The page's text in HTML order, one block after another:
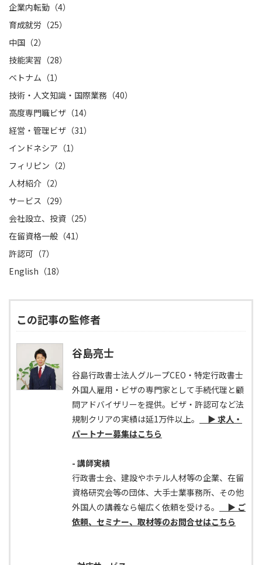
企業内転勤（4）
育成就労（25）
中国（2）
技能実習（28）
ベトナム（1）
技術・人文知識・国際業務（40）
高度専門職ビザ（14）
経営・管理ビザ（31）
インドネシア（1）
フィリピン（2）
人材紹介（2）
サービス（29）
会社設立、投資（25）
在留資格一般（41）
許認可（7）
English（18）
この記事の監修者
谷島亮士
谷島行政書士法人グループCEO・特定行政書士
外国人雇用・ビザの専門家として手続代理と顧
問アドバイザリーを提供。ビザ・許認可など法
規制クリアの実績は延1万件以上。
▶ 求人・
パートナー募集はこちら
- 講師実績
行政書士会、建設やホテル人材等の企業、在留
資格研究会等の団体、大手士業事務所、その他
外国人の講義なら幅広く依頼を受ける。
▶ ご
依頼、セミナー、取材等のお問合せはこちら